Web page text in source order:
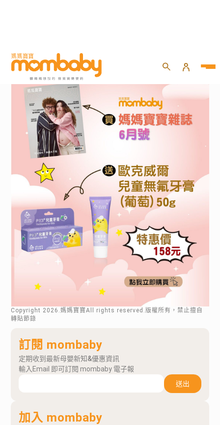
Copyright 2026 .媽媽寶寶All rights reserved.版權所有，禁止擅自
轉貼節錄
訂閱 mombaby
定期收到最新母嬰新知&優惠資訊
輸入Email 即可訂閱 mombaby 電子報
送出
加入 mombaby